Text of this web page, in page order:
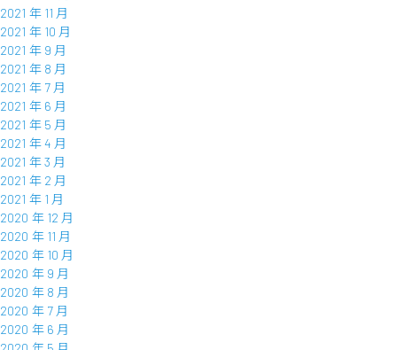
2021 年 11 月
2021 年 10 月
2021 年 9 月
2021 年 8 月
2021 年 7 月
2021 年 6 月
2021 年 5 月
2021 年 4 月
2021 年 3 月
2021 年 2 月
2021 年 1 月
2020 年 12 月
2020 年 11 月
2020 年 10 月
2020 年 9 月
2020 年 8 月
2020 年 7 月
2020 年 6 月